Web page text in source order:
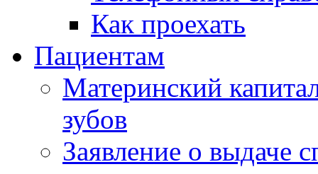
Как проехать
Пациентам
Материнский
зубов
Заявление о выдаче